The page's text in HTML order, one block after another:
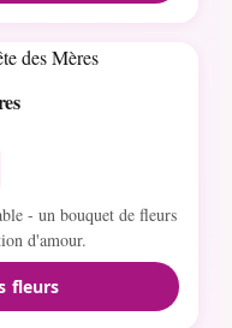
- un bouquet de fleurs
d'amour.
fleurs